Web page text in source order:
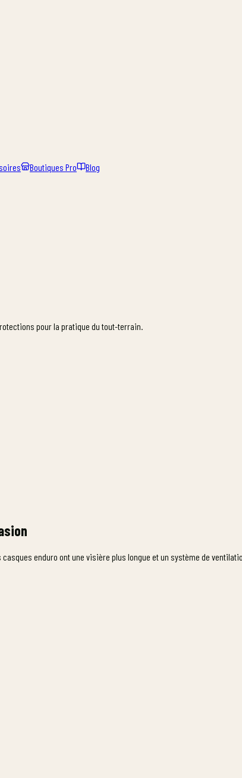
Boutiques Pro Blog
pour la pratique du tout-terrain.
enduro ont une visière plus longue et un système de